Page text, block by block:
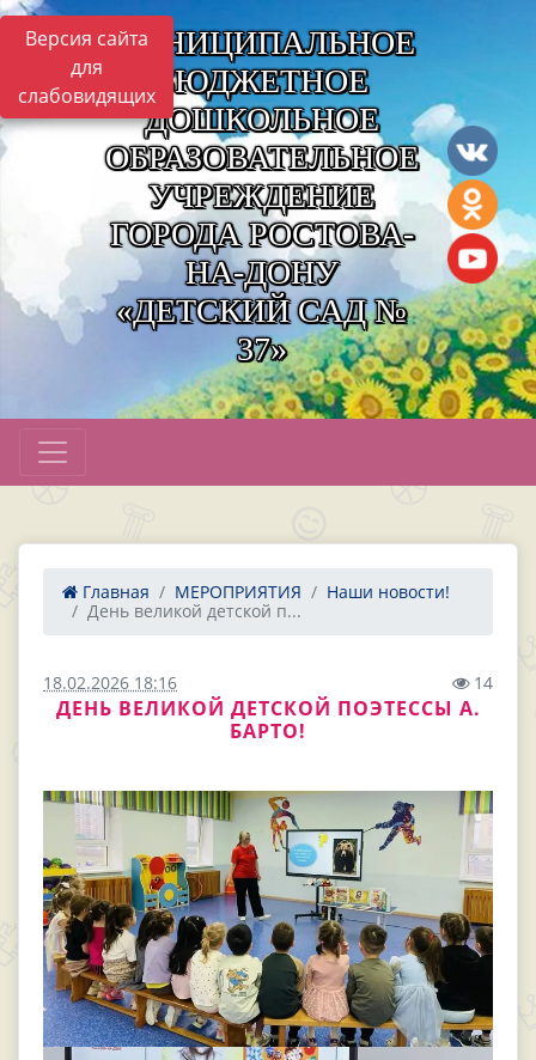
Версия сайта
для
слабовидящих
МУНИЦИПАЛЬНОЕ
БЮДЖЕТНОЕ
ДОШКОЛЬНОЕ
ОБРАЗОВАТЕЛЬНОЕ
УЧРЕЖДЕНИЕ
ГОРОДА РОСТОВА-
НА-ДОНУ
«ДЕТСКИЙ САД №
37»
Главная МЕРОПРИЯТИЯ
Наши новости!
День великой детской п...
18.02.2026 18:16 14
ДЕНЬ ВЕЛИКОЙ ДЕТСКОЙ ПОЭТЕССЫ А.
БАРТО!